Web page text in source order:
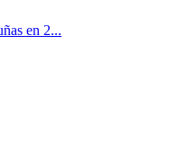
en 2...